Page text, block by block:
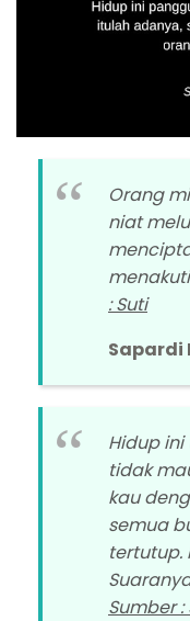
Orang
niat
: Suti
Sapardi
Hidup
tidak
kau
semua
tertutup.
Sumber :